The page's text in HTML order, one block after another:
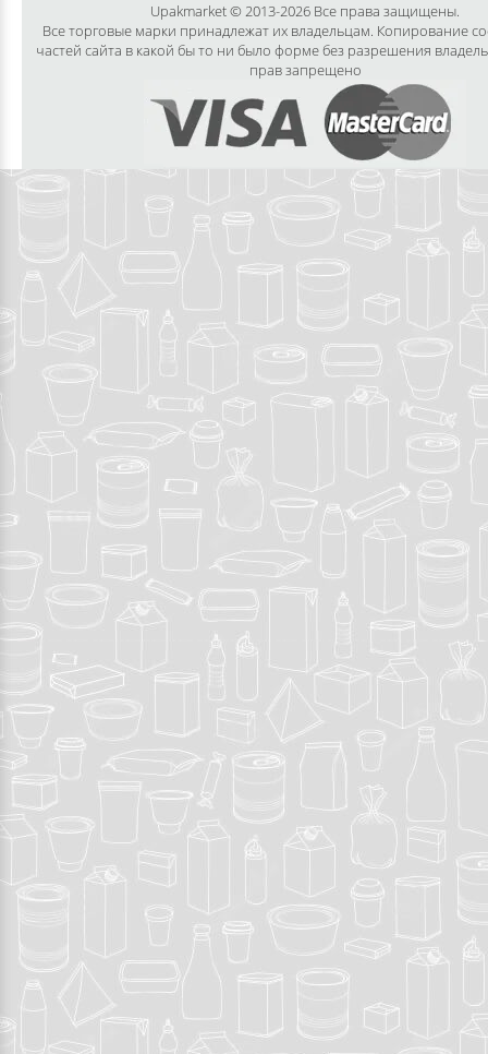
Upakmarket © 2013-2026 Все права защищены.
Все торговые марки принадлежат их владельцам. Копирование
частей сайта в какой бы то ни было форме без разрешения
прав запрещено